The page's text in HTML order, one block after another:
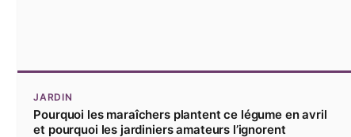
JARDIN
Pourquoi les maraîchers plantent ce légume en avril
et pourquoi les jardiniers amateurs l’ignorent